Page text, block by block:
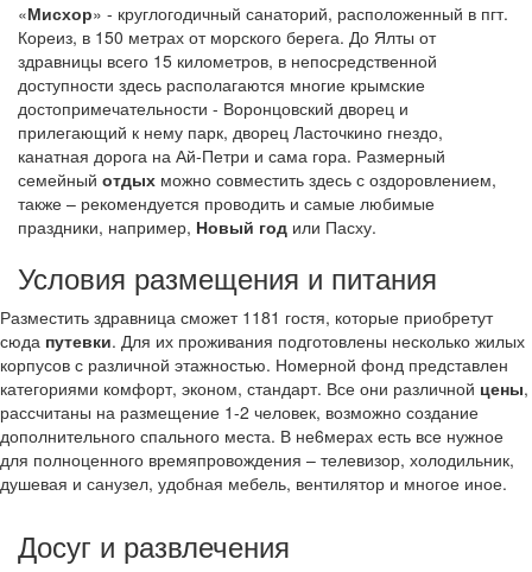
«Мисхор» - круглогодичный санаторий, расположенный в пгт.
Кореиз, в 150 метрах от морского берега. До Ялты от
здравницы всего 15 километров, в непосредственной
доступности здесь располагаются многие крымские
достопримечательности - Воронцовский дворец и
прилегающий к нему парк, дворец Ласточкино гнездо,
канатная дорога на Ай-Петри и сама гора. Размерный
семейный отдых можно совместить здесь с оздоровлением,
также – рекомендуется проводить и самые любимые
праздники, например, Новый год или Пасху.
Условия размещения и питания
Разместить здравница сможет 1181 гостя, которые приобретут
сюда путевки. Для их проживания подготовлены несколько жилых
корпусов с различной этажностью. Номерной фонд представлен
категориями комфорт, эконом, стандарт. Все они различной цены,
рассчитаны на размещение 1-2 человек, возможно создание
дополнительного спального места. В не6мерах есть все нужное
для полноценного времяпровождения – телевизор, холодильник,
душевая и санузел, удобная мебель, вентилятор и многое иное.
Досуг и развлечения